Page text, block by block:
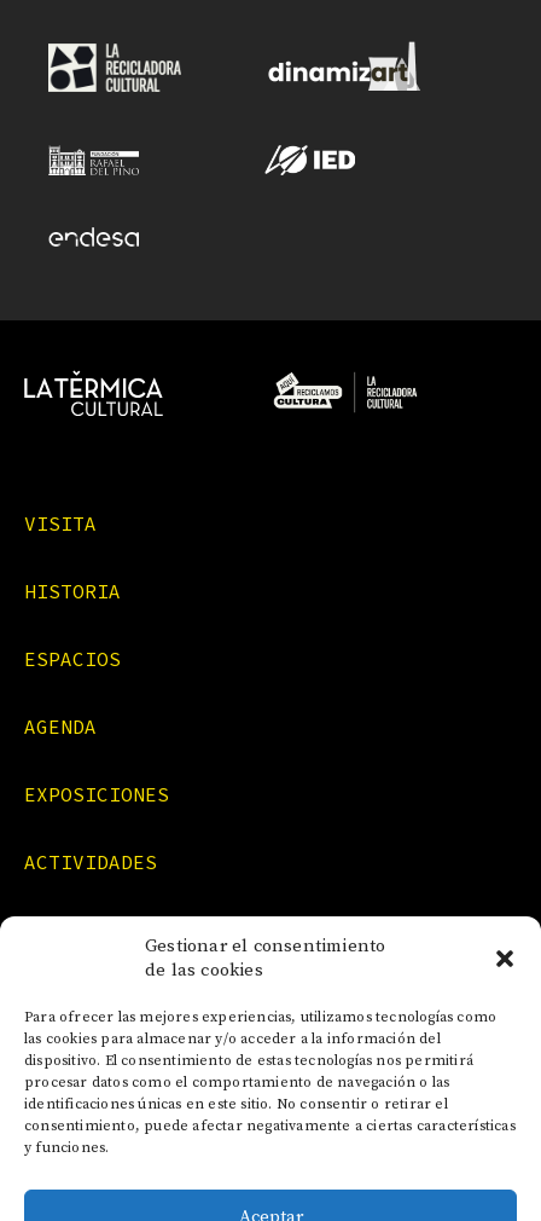
Gestionar el consentimiento
de las cookies
Para ofrecer las mejores experiencias, utilizamos tecnologías como
las cookies para almacenar y/o acceder a la información del
dispositivo. El consentimiento de estas tecnologías nos permitirá
procesar datos como el comportamiento de navegación o las
identificaciones únicas en este sitio. No consentir o retirar el
consentimiento, puede afectar negativamente a ciertas características
y funciones.
Aceptar
VISITA
HISTORIA
ESPACIOS
AGENDA
EXPOSICIONES
ACTIVIDADES
CONTACTO